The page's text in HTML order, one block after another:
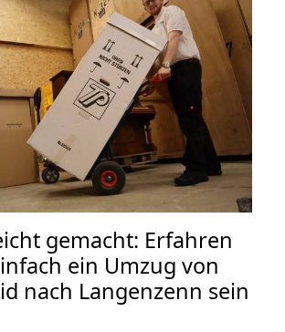
gemacht: Erfahren
ein Umzug von
nach Langenzenn sein